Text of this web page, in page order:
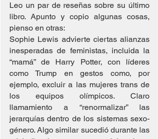
Leo un par de reseñas sobre su último
libro. Apunto y copio algunas cosas,
pienso en otras:
Sophie Lewis advierte ciertas alianzas
inesperadas de feministas, incluida la
“mamá” de Harry Potter, con líderes
como Trump en gestos como, por
ejemplo, excluir a las mujeres trans de
los equipos olímpicos. Claro
llamamiento a “renormalizar” las
jerarquías dentro de los sistemas sexo-
género. Algo similar sucedió durante las